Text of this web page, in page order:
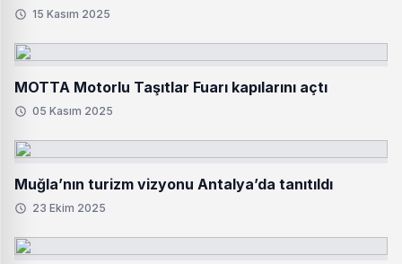
15 Kasım 2025
MOTTA Motorlu Taşıtlar Fuarı kapılarını açtı
05 Kasım 2025
Muğla’nın turizm vizyonu Antalya’da tanıtıldı
23 Ekim 2025